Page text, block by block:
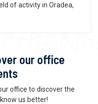
of activity in Oradea,
our office
office to discover the
us better!